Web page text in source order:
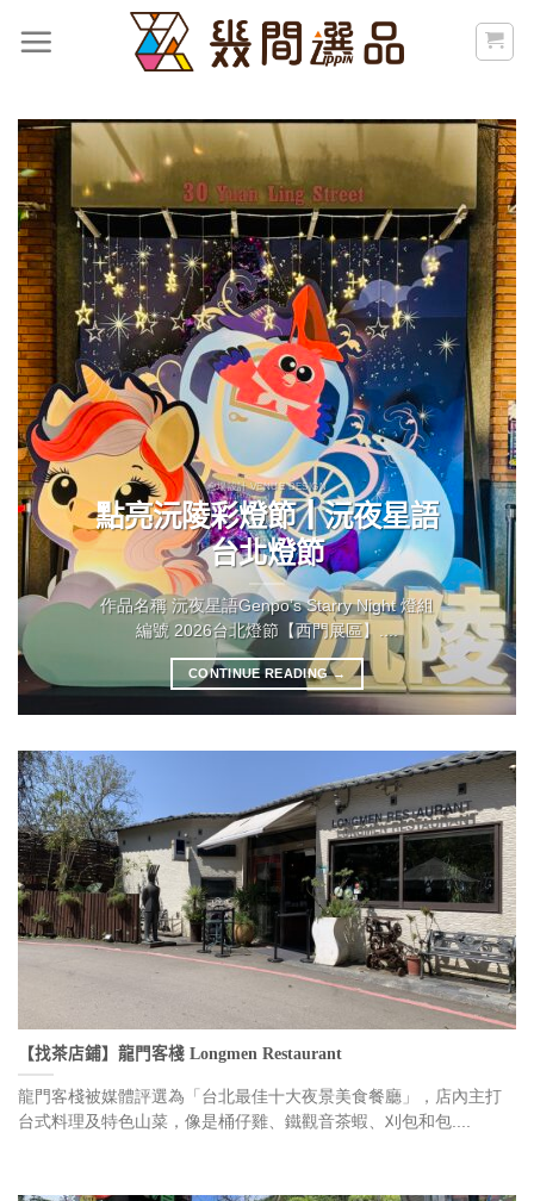
會場設計 VENUE DESIGN
點亮沅陵彩燈節┃沅夜星語
台北燈節
作品名稱 沅夜星語Genpo’s Starry Night 燈組
編號 2026台北燈節【西門展區】....
CONTINUE READING→
【找茶店鋪】龍門客棧 Longmen Restaurant
龍門客棧被媒體評選為「台北最佳十大夜景美食餐廳」，店內主打
台式料理及特色山菜，像是桶仔雞、鐵觀音茶蝦、刈包和包....